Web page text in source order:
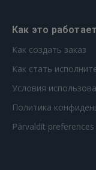
Как это работает
Как создать заказ
Как стать
Условия
Политика
Pārvaldīt preferences